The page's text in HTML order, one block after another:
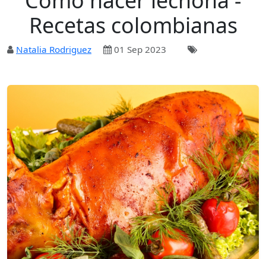
Recetas colombianas
Natalia Rodriguez 01 Sep 2023